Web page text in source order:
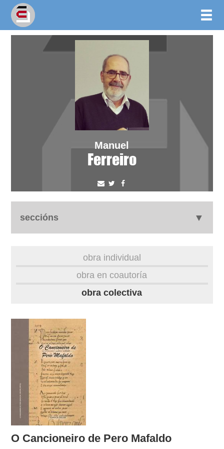
Manuel
Ferreiro
seccións
videoteca
outros docs
obra individual
obra en coautoría
obra colectiva
O Cancioneiro de Pero Mafaldo